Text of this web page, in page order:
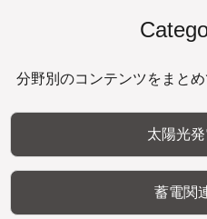
分野別のコンテンツをまとめ
太陽光
蓄電関